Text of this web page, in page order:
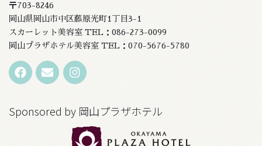
〒703-8246
岡山県岡山市中区藤原光町1丁目3-1
スカーレット美容室 TEL：086-273-0099
岡山プラザホテル美容室 TEL：070-5676-5780
Sponsored by 岡山プラザホテル